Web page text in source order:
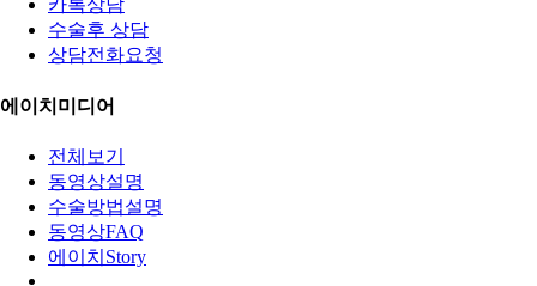
카톡상담
수술후 상담
상담전화요청
에이치미디어
전체보기
동영상설명
수술방법설명
동영상FAQ
에이치Story